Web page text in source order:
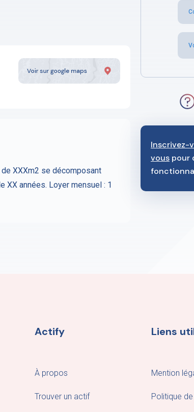
XXXm2 se décomposant
XX années. Loyer mensuel : 1
Inscrivez-
vous pour
Actify
À propos
Trouver un actif
Liens
Mention
Politique